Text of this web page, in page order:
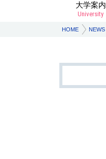
大学案内
University
HOME NEWS